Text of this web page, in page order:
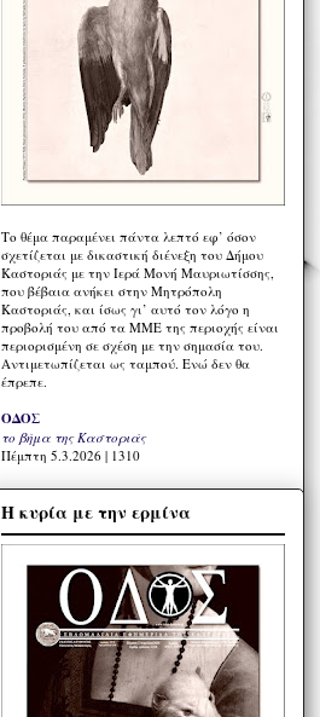
Το θέμα παραμένει πάντα λεπτό εφ’ όσον
σχετίζεται με δικαστική διένεξη του Δήμου
Καστοριάς με την Ιερά Μονή Μαυριωτίσσης,
που βέβαια ανήκει στην Μητρόπολη
Καστοριάς, και ίσως γι’ αυτό τον λόγο η
προβολή του από τα ΜΜΕ της περιοχής είναι
περιορισμένη σε σχέση με την σημασία του.
Αντιμετωπίζεται ως ταμπού. Ενώ δεν θα
έπρεπε.
ΟΔΟΣ
το βήμα της Καστοριάς
Πέμπτη 5.3.2026 | 1310
Η κυρία με την ερμίνα